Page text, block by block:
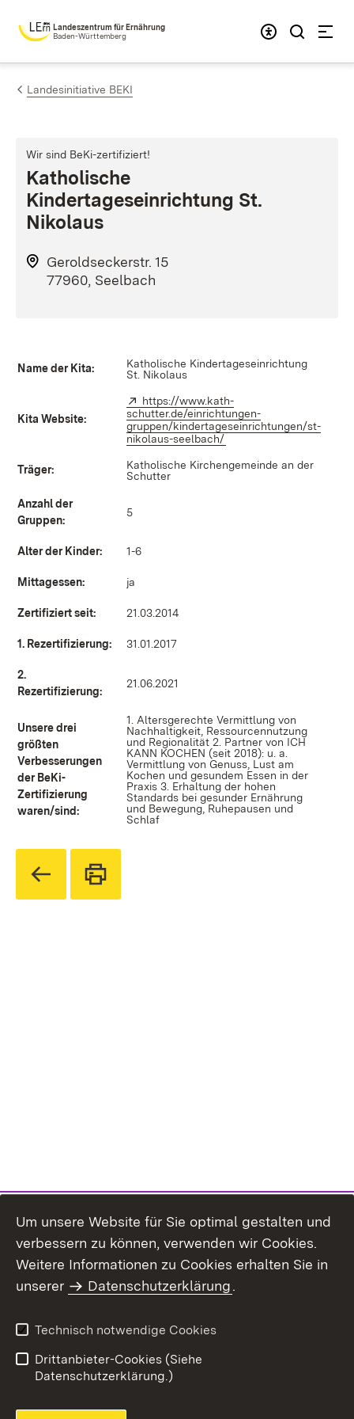
Zum Inhalt springen
Landeszentrum für Ernährung
Baden-Württemberg
Landesinitiative BEKI
Wir sind BeKi-zertifiziert!
Katholische
Kindertageseinrichtung St.
Nikolaus
Geroldseckerstr. 15
77960, Seelbach
Name der Kita:
Katholische Kindertageseinrichtung
St. Nikolaus
Kita Website:
Extern:
https://www.kath-
schutter.de/einrichtungen-
gruppen/kindertageseinrichtungen/st-
nikolaus-seelbach/
Träger:
Katholische Kirchengemeinde an der
Schutter
Anzahl der
Gruppen:
5
Alter der Kinder: 1-6
Mittagessen: ja
Zertifiziert seit: 21.03.2014
1. Rezertifizierung: 31.01.2017
2.
Rezertifizierung:
21.06.2021
Unsere drei
größten
Verbesserungen
der BeKi-
Zertifizierung
waren/sind:
1. Altersgerechte Vermittlung von
Nachhaltigkeit, Ressourcennutzung
und Regionalität 2. Partner von ICH
KANN KOCHEN (seit 2018): u. a.
Vermittlung von Genuss, Lust am
Kochen und gesundem Essen in der
Praxis 3. Erhaltung der hohen
Standards bei gesunder Ernährung
und Bewegung, Ruhepausen und
Schlaf
Themenübersicht
Um unsere Website für Sie optimal gestalten und
verbessern zu können, verwenden wir Cookies.
Weitere Informationen zu Cookies erhalten Sie in
unserer
Datenschutzerklärung.
Technisch notwendige Cookies
Drittanbieter-Cookies (Siehe
Datenschutzerklärung.)